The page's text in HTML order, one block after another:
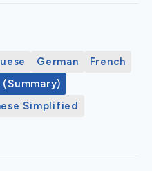
German
French
Simplified